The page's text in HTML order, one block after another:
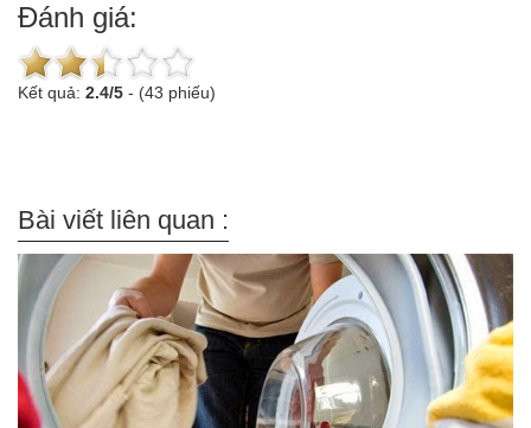
Đánh giá:
Kết quả: 2.4/5 - (43 phiếu)
Bài viết liên quan :